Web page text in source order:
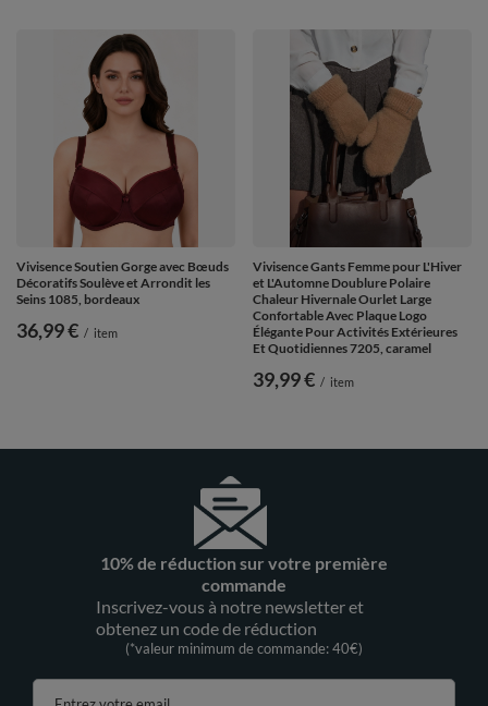
Vivisence Soutien Gorge avec Bœuds
Décoratifs Soulève et Arrondit les
Seins 1085, bordeaux
36,99 € / item
Vivisence Gants Femme pour L'Hiver
et L'Automne Doublure Polaire
Chaleur Hivernale Ourlet Large
Confortable Avec Plaque Logo
Élégante Pour Activités Extérieures
Et Quotidiennes 7205, caramel
39,99 € / item
10% de réduction sur votre première
commande
Inscrivez-vous à notre newsletter et
obtenez un code de réduction
(*valeur minimum de commande: 40€)